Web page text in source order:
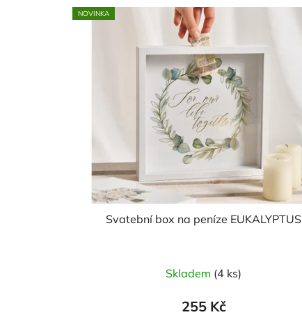
NOVINKA
Svatební box na peníze EUKALYPTUS
Skladem (4 ks)
255 Kč